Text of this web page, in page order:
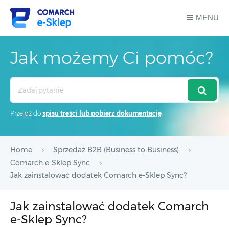
MENU
Jak możemy Ci pomóc?
Przejdź do spisu treści lub pobierz dokumentację
Home
Sprzedaż B2B (Business to Business)
Comarch e-Sklep Sync
Jak zainstalować dodatek Comarch e-Sklep Sync?
Jak zainstalować dodatek Comarch
e-Sklep Sync?